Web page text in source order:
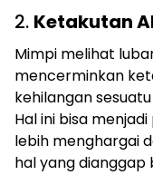
2. Ketakutan
Mimpi melihat
mencerminkan
kehilangan
Hal ini bisa
lebih menghargai
hal yang dianggap